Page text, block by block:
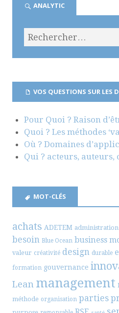
ANALYTIC
VOS QUESTIONS SUR LES
Pour Quoi ? Raison
Quoi ? Les méthodes
Où ? Domaines
Qui ? acteurs, auteurs,
MOT-CLÉS
achats ADETEM administration
besoin Blue Ocean business
valeur créativité design durable
formation gouvernance
Lean management
méthode organisation parties